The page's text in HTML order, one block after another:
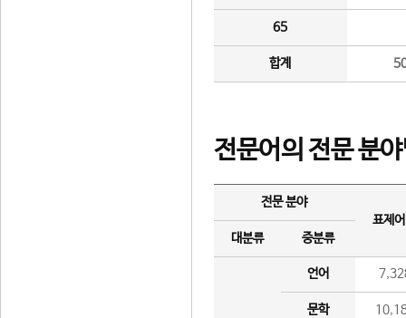
65
합계
전문어의 전문 분
전문 분야
표제
대분류
중분류
언어
문학